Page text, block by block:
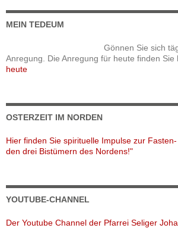
MEIN TEDEUM
Gönnen Sie sich
Anregung. Die Anregung für heute finden Sie
heute
OSTERZEIT IM NORDEN
Hier finden Sie spirituelle Impulse zur
den drei Bistümern des Nordens!"
YOUTUBE-CHANNEL
Der Youtube Channel der Pfarrei Seliger